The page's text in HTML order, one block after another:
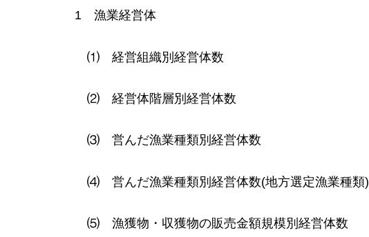
1 漁業経営体
⑴ 経営組織別経営体数
⑵ 経営体階層別経営体数
⑶ 営んだ漁業種類別経営体数
⑷ 営んだ漁業種類別経営体数(地方選定漁業種類)
⑸ 漁獲物・収獲物の販売金額規模別経営体数